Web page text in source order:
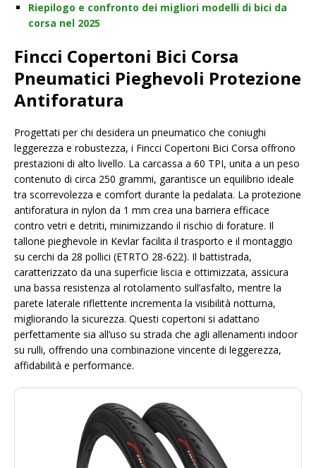
Riepilogo e confronto dei migliori modelli di bici da
corsa nel 2025
Fincci Copertoni Bici Corsa
Pneumatici Pieghevoli Protezione
Antiforatura
Progettati per chi desidera un pneumatico che coniughi
leggerezza e robustezza, i Fincci Copertoni Bici Corsa offrono
prestazioni di alto livello. La carcassa a 60 TPI, unita a un peso
contenuto di circa 250 grammi, garantisce un equilibrio ideale
tra scorrevolezza e comfort durante la pedalata. La protezione
antiforatura in nylon da 1 mm crea una barriera efficace
contro vetri e detriti, minimizzando il rischio di forature. Il
tallone pieghevole in Kevlar facilita il trasporto e il montaggio
su cerchi da 28 pollici (ETRTO 28-622). Il battistrada,
caratterizzato da una superficie liscia e ottimizzata, assicura
una bassa resistenza al rotolamento sull’asfalto, mentre la
parete laterale riflettente incrementa la visibilità notturna,
migliorando la sicurezza. Questi copertoni si adattano
perfettamente sia all’uso su strada che agli allenamenti indoor
su rulli, offrendo una combinazione vincente di leggerezza,
affidabilità e performance.